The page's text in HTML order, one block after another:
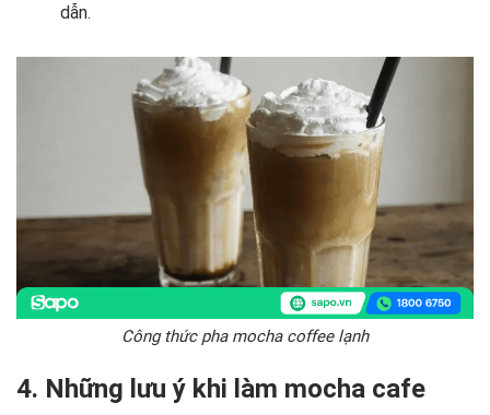
dẫn.
Công thức pha mocha coffee lạnh
4. Những lưu ý khi làm mocha cafe